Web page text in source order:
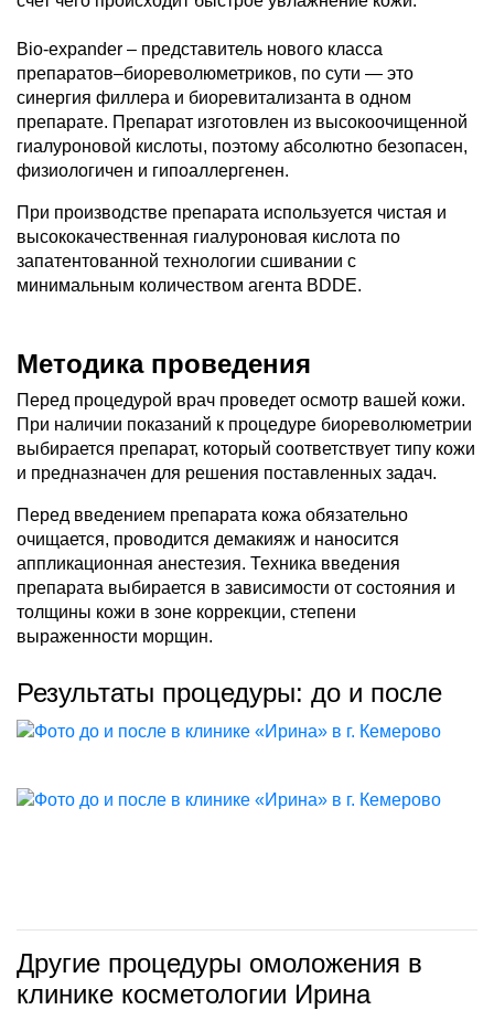
Bio-expander – представитель нового класса
препаратов–биореволюметриков, по сути — это
синергия филлера и биоревитализанта в одном
препарате. Препарат изготовлен из высокоочищенной
гиалуроновой кислоты, поэтому абсолютно безопасен,
физиологичен и гипоаллергенен.
При производстве препарата используется чистая и
высококачественная гиалуроновая кислота по
запатентованной технологии сшивании с
минимальным количеством агента BDDE.
Методика проведения
Перед процедурой врач проведет осмотр вашей кожи.
При наличии показаний к процедуре биореволюметрии
выбирается препарат, который соответствует типу кожи
и предназначен для решения поставленных задач.
Перед введением препарата кожа обязательно
очищается, проводится демакияж и наносится
аппликационная анестезия. Техника введения
препарата выбирается в зависимости от состояния и
толщины кожи в зоне коррекции, степени
выраженности морщин.
Результаты процедуры: до и после
Другие процедуры омоложения в
клинике косметологии Ирина